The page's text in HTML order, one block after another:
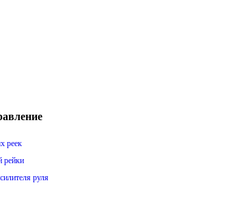
реек
рейки
руля